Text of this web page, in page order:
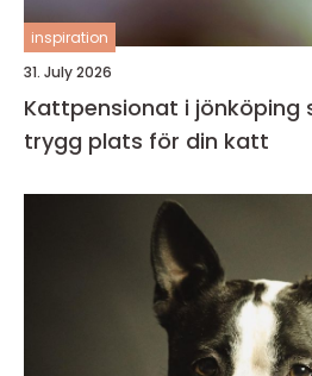
inspiration
31. July 2026
Kattpensionat i jönköping så hittar du en
trygg plats för din katt